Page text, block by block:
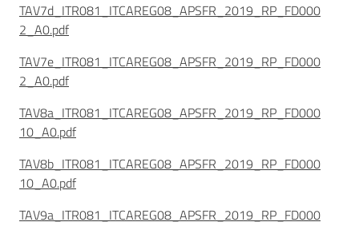
TAV7d_ITR081_ITCAREG08_APSFR_2019_RP_FD000
2_A0.pdf
TAV7e_ITR081_ITCAREG08_APSFR_2019_RP_FD000
2_A0.pdf
TAV8a_ITR081_ITCAREG08_APSFR_2019_RP_FD000
10_A0.pdf
TAV8b_ITR081_ITCAREG08_APSFR_2019_RP_FD000
10_A0.pdf
TAV9a_ITR081_ITCAREG08_APSFR_2019_RP_FD000